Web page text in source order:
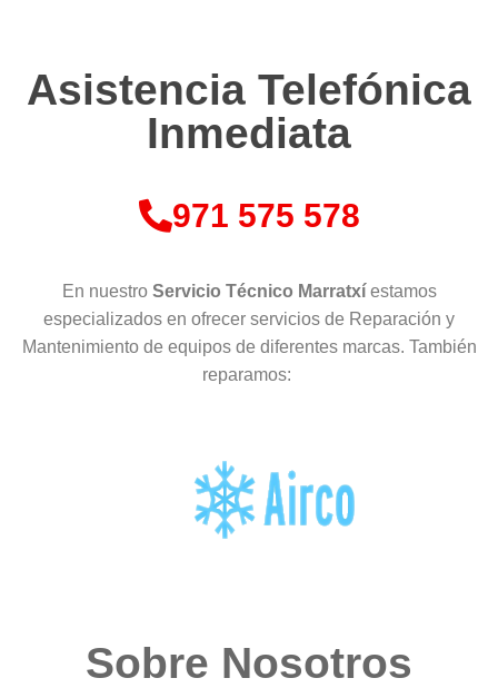
Asistencia Telefónica
Inmediata
971 575 578
En nuestro Servicio Técnico Marratxíestamos
especializados en ofrecer servicios de Reparación y
Mantenimiento de equipos de diferentes marcas. También
reparamos:
Sobre Nosotros